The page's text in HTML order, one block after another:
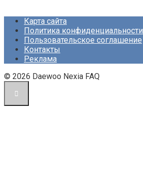
Карта сайта
Политика конфиденциальности
Пользовательское соглашение
Контакты
Реклама
© 2026 Daewoo Nexia FAQ